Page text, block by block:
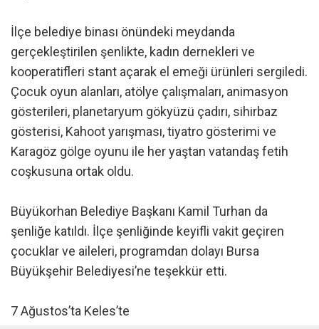
İlçe belediye binası önündeki meydanda
gerçekleştirilen şenlikte, kadın dernekleri ve
kooperatifleri stant açarak el emeği ürünleri sergiledi.
Çocuk oyun alanları, atölye çalışmaları, animasyon
gösterileri, planetaryum gökyüzü çadırı, sihirbaz
gösterisi, Kahoot yarışması, tiyatro gösterimi ve
Karagöz gölge oyunu ile her yaştan vatandaş fetih
coşkusuna ortak oldu.
Büyükorhan Belediye Başkanı Kamil Turhan da
şenliğe katıldı. İlçe şenliğinde keyifli vakit geçiren
çocuklar ve aileleri, programdan dolayı Bursa
Büyükşehir Belediyesi’ne teşekkür etti.
7 Ağustos’ta Keles’te